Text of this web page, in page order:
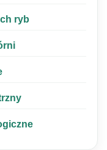
ryb